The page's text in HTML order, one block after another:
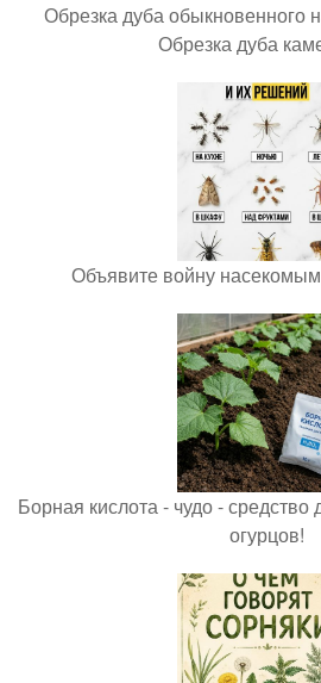
Обрезка дуба обыкновенного
Обрезка дуба
Объявите войну
Борная кислота - чудо -
огурцов!